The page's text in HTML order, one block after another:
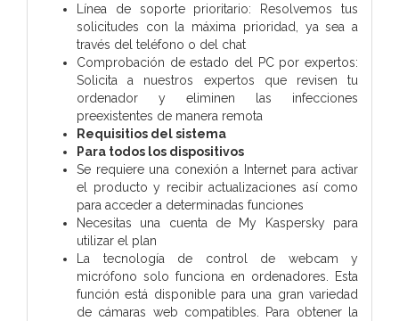
Línea de soporte prioritario: Resolvemos tus
solicitudes con la máxima prioridad, ya sea a
través del teléfono o del chat
Comprobación de estado del PC por expertos:
Solicita a nuestros expertos que revisen tu
ordenador y eliminen las infecciones
preexistentes de manera remota
Requisitios del sistema
Para todos los dispositivos
Se requiere una conexión a Internet para activar
el producto y recibir actualizaciones así como
para acceder a determinadas funciones
Necesitas una cuenta de My Kaspersky para
utilizar el plan
La tecnología de control de webcam y
micrófono solo funciona en ordenadores. Esta
función está disponible para una gran variedad
de cámaras web compatibles. Para obtener la